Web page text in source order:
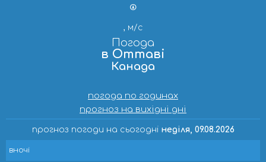
, м/с
Погода
в Оттаві
Канада
погода по годинах
прогноз на вихідні дні
прогноз погоди на сьогодні неділя, 09.08.2026
вночі